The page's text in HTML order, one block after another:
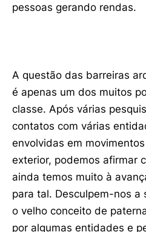
pessoas gerando rendas.
A questão das barreiras
é apenas um dos muitos
classe. Após várias
contatos com várias
envolvidas em
exterior, podemos afirmar
ainda temos muito à
para tal. Desculpem-nos a
o velho conceito de
por algumas entidades e